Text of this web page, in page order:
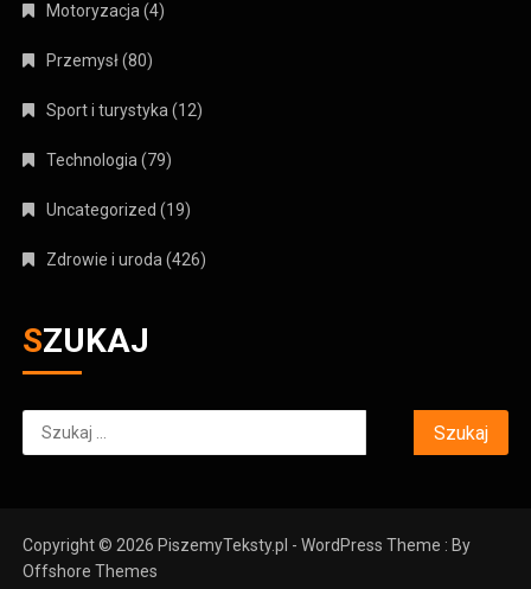
Motoryzacja (4)
Przemysł(80)
Sport i turystyka (12)
Technologia (79)
Uncategorized (19)
Zdrowie i uroda (426)
SZUKAJ
Szukaj:
Copyright © 2026 PiszemyTeksty.pl - WordPress Theme : By
Offshore Themes